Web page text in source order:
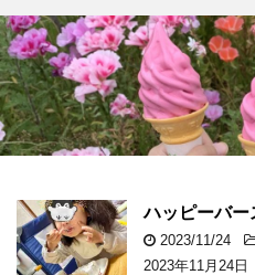
ハッピーバー
2023/11/24
2023年11月24日